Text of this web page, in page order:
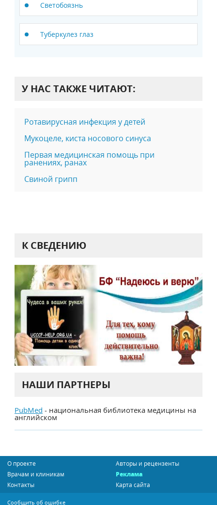
Светобоязнь
Туберкулез глаз
У НАС ТАКЖЕ ЧИТАЮТ:
Ротавирусная инфекция у детей
Мукоцеле, киста носового синуса
Первая медицинская помощь при
ранениях, ранах
Свиной грипп
К СВЕДЕНИЮ
НАШИ ПАРТНЕРЫ
PubMed - национальная библиотека медицины на
английском
О проекте
Авторы и рецензенты
Врачам и клиникам
Реклама
Контакты
Карта сайта
Сообщить об ошибке